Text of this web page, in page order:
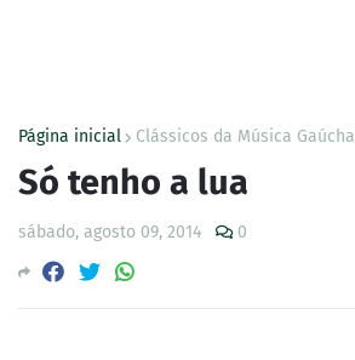
Página inicial Clássicos da Música Gaúcha
Só tenho a lua
sábado, agosto 09, 2014 0